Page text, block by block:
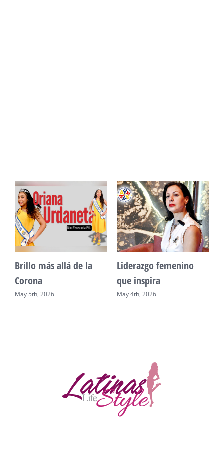
Brillo más allá de la
Corona
May 5th, 2026
Liderazgo femenino
que inspira
May 4th, 2026